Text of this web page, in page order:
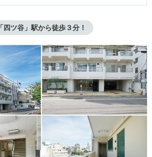
「四ツ谷」駅から徒歩３分！